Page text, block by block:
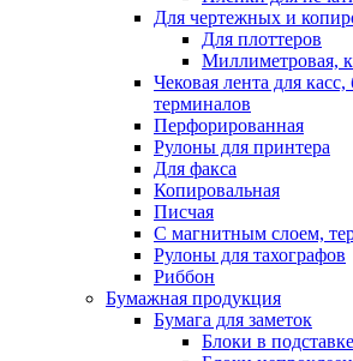
Для чертежных и
Для плоттеров
Миллиметровая,
Чековая лента для
терминалов
Перфорированная
Рулоны для принтера
Для факса
Копировальная
Писчая
С магнитным слоем,
Рулоны для тахографов
Риббон
Бумажная продукция
Бумага для заметок
Блоки в подставке